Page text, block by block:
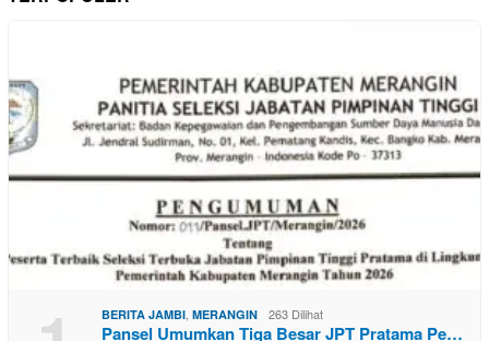
BERITA JAMBI, MERANGIN 263 Dilihat
Pansel Umumkan Tiga Besar JPT Pratama Pe…